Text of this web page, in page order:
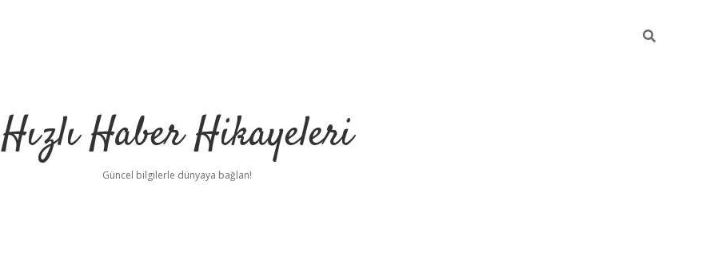
Hızlı Haber Hikayeleri
Güncel bilgilerle dünyaya bağlan!